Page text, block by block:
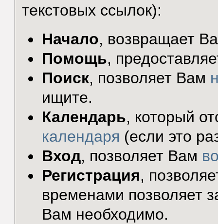
текстовых ссылок):
Начало, возвращает
Помощь,
Поиск, позволяет Вам
ищите.
Календарь, который
календаря (если это
Вход, позволяет Вам
Регистрация,
временами позволяет
Вам необходимо.